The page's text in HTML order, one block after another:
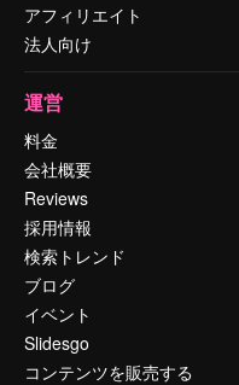
アフィリエイト
法人向け
運営
料金
会社概要
Reviews
採用情報
検索トレンド
ブログ
イベント
Slidesgo
コンテンツを販売する